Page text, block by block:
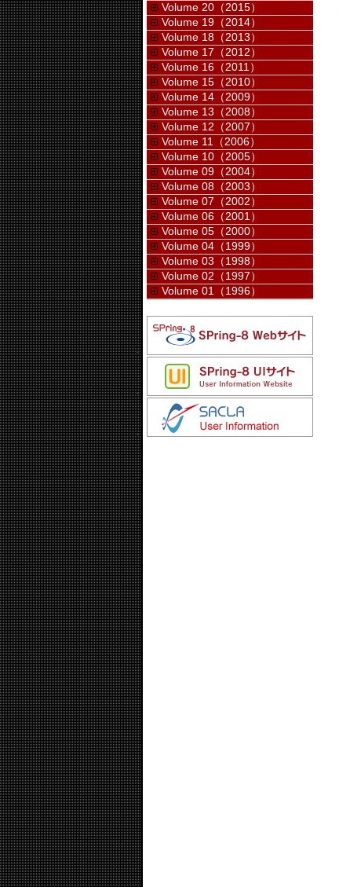
Volume 20（2015）
Volume 19（2014）
Volume 18（2013）
Volume 17（2012）
Volume 16（2011）
Volume 15（2010）
Volume 14（2009）
Volume 13（2008）
Volume 12（2007）
Volume 11（2006）
Volume 10（2005）
Volume 09（2004）
Volume 08（2003）
Volume 07（2002）
Volume 06（2001）
Volume 05（2000）
Volume 04（1999）
Volume 03（1998）
Volume 02（1997）
Volume 01（1996）